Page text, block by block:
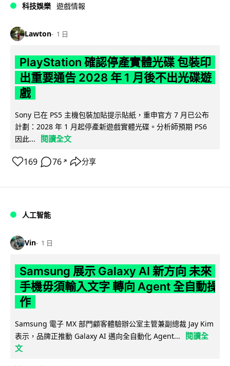
科技娛樂 遊戲情報
Lawton 1 日
PlayStation 確認停產實體光碟 包裝印
出重要通告 2028 年 1 月後不出光碟遊
戲
Sony 已在 PS5 主機包裝加貼提示貼紙，重申官方 7 月已公布
計劃：2028 年 1 月起停產新遊戲實體光碟。分析師預期 PS6
因此...
閱讀全文
169 76 ↗ 分享
人工智能
Vin 1 日
Samsung 展示 Galaxy AI 新方向 未來
手機毋須輸入文字 轉向 Agent 全自動操
作
Samsung 電子 MX 部門顧客體驗辦公室主管兼副總裁 Jay Kim
表示，品牌正推動 Galaxy AI 邁向全自動化 Agent...
閱讀全
文